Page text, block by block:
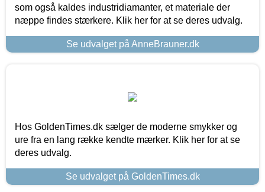
som også kaldes industridiamanter, et materiale der
næppe findes stærkere. Klik her for at se deres udvalg.
Se udvalget på AnneBrauner.dk
Hos GoldenTimes.dk sælger de moderne smykker og
ure fra en lang række kendte mærker. Klik her for at se
deres udvalg.
Se udvalget på GoldenTimes.dk